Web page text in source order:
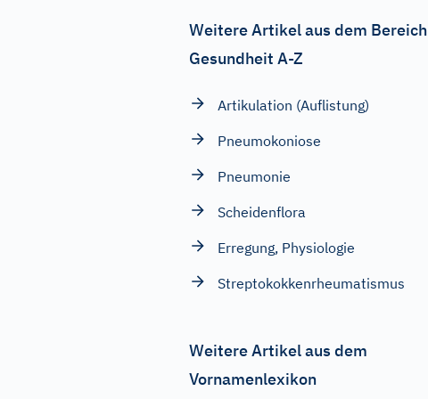
Weitere Artikel aus dem Bereich
Gesundheit A-Z
Artikulation (Auflistung)
Pneumokoniose
Pneumonie
Scheidenflora
Erregung, Physiologie
Streptokokkenrheumatismus
Weitere Artikel aus dem
Vornamenlexikon